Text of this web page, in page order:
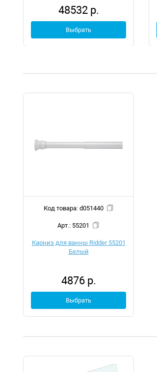
48532 р.
Выбрать
Код товара: d051440
Арт.: 55201
Карниз для ванны Ridder 55201
Белый
4876 р.
Выбрать